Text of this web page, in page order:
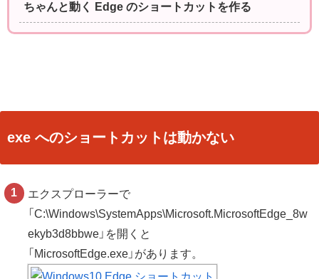
ちゃんと動く Edge のショートカットを作る
exe へのショートカットは動かない
エクスプローラーで
「C:\Windows\SystemApps\Microsoft.MicrosoftEdge_8w
ekyb3d8bbwe」を開くと
「MicrosoftEdge.exe」があります。